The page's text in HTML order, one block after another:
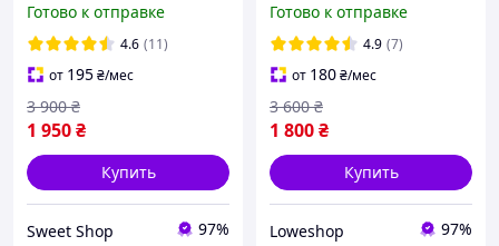
Аккумуляторная угловая
шлифовальная машина
2акб 36в 6ач
Готово к отправке
4.6 (11)
от 195₴/мес
1 950₴
3 900 ₴
Купить
Sweet Shop 97%
качественная
Аккумуляторная болгарка
125 2акб
Готово к отправке
4.9 (7)
от 180₴/мес
1 800₴
3 600 ₴
Купить
Loweshop 97%